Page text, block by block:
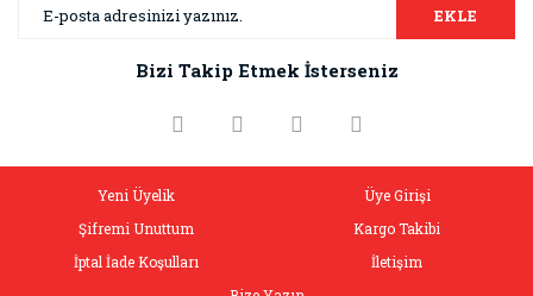
Ürün resmi kalitesiz, bozuk veya görüntülenemiyor.
Ürün bilgilerinde hatalar bulunuyor.
EKLE
Bizi Takip Etmek İsterseniz
Yeni Üyelik
Üye Girişi
Şifremi Unuttum
Kargo Takibi
İptal İade Koşulları
İletişim